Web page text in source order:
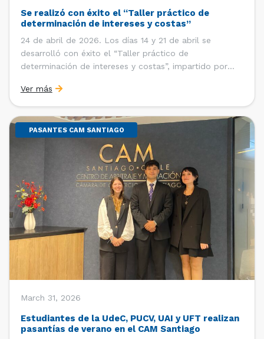
Se realizó con éxito el “Taller práctico de
determinación de intereses y costas”
24 de abril de 2026. Los días 14 y 21 de abril se
desarrolló con éxito el “Taller práctico de
determinación de intereses y costas”, impartido por
Universidad Católica de Chile y Magíster en Economía
de la Universidad de Chicago) y María Luisa Petitpas
[…]
Ver más
PASANTES CAM SANTIAGO
March 31, 2026
Estudiantes de la UdeC, PUCV, UAI y UFT realizan
pasantías de verano en el CAM Santiago